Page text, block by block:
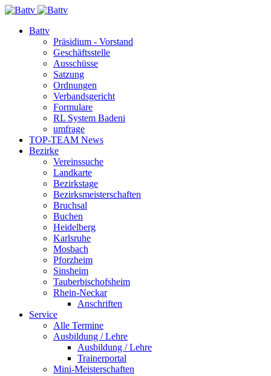
Battv
Präsidium - Vorstand
Geschäftsstelle
Ausschüsse
Satzung
Ordnungen
Verbandsgericht
Formulare
RL System Badeni
umfrage
TOP-TEAM News
Bezirke
Vereinssuche
Landkarte
Bezirkstage
Bezirksmeisterschaften
Bruchsal
Buchen
Heidelberg
Karlsruhe
Mosbach
Pforzheim
Sinsheim
Tauberbischofsheim
Rhein-Neckar
Anschriften
Service
Alle Termine
Ausbildung / Lehre
Ausbildung / Lehre
Trainerportal
Mini-Meisterschaften